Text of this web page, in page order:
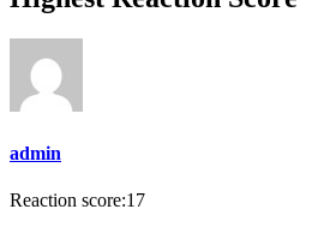
admin
Reaction score:17